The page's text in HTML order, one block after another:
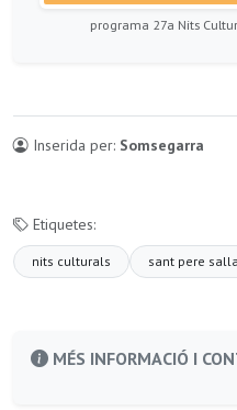
programa 27a Nits
Inserida per: Somsegarra
Etiquetes:
nits culturals sant pere
MÉS INFORMACIÓ I